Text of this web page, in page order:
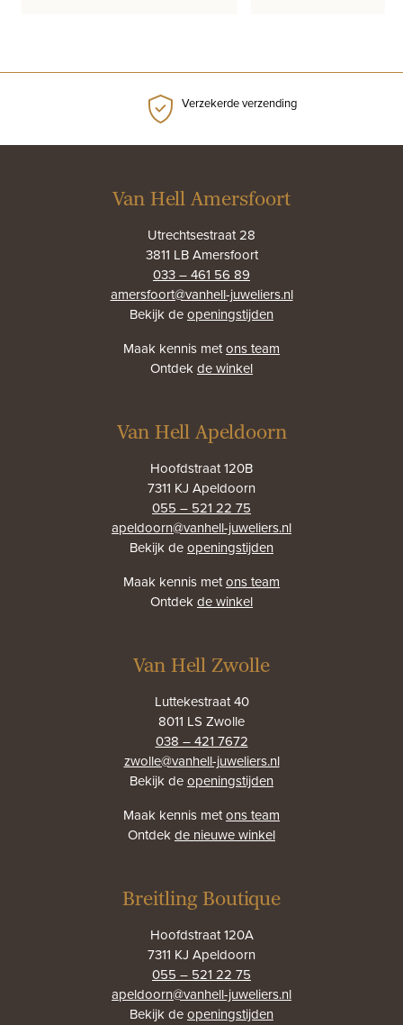
Verzekerde verzending
Van Hell Amersfoort
Utrechtsestraat 28
3811 LB Amersfoort
033 – 461 56 89
amersfoort@vanhell-juweliers.nl
Bekijk deopeningstijden
Maak kennis metons team
Ontdekde winkel
Van Hell Apeldoorn
Hoofdstraat 120B
7311 KJ Apeldoorn
055 – 521 22 75
apeldoorn@vanhell-juweliers.nl
Bekijk deopeningstijden
Maak kennis metons team
Ontdekde winkel
Van Hell Zwolle
Luttekestraat 40
8011 LS Zwolle
038 – 421 7672
zwolle@vanhell-juweliers.nl
Bekijk deopeningstijden
Maak kennis metons team
Ontdekde nieuwe winkel
Breitling Boutique
Hoofdstraat 120A
7311 KJ Apeldoorn
055 – 521 22 75
apeldoorn@vanhell-juweliers.nl
Bekijk deopeningstijden